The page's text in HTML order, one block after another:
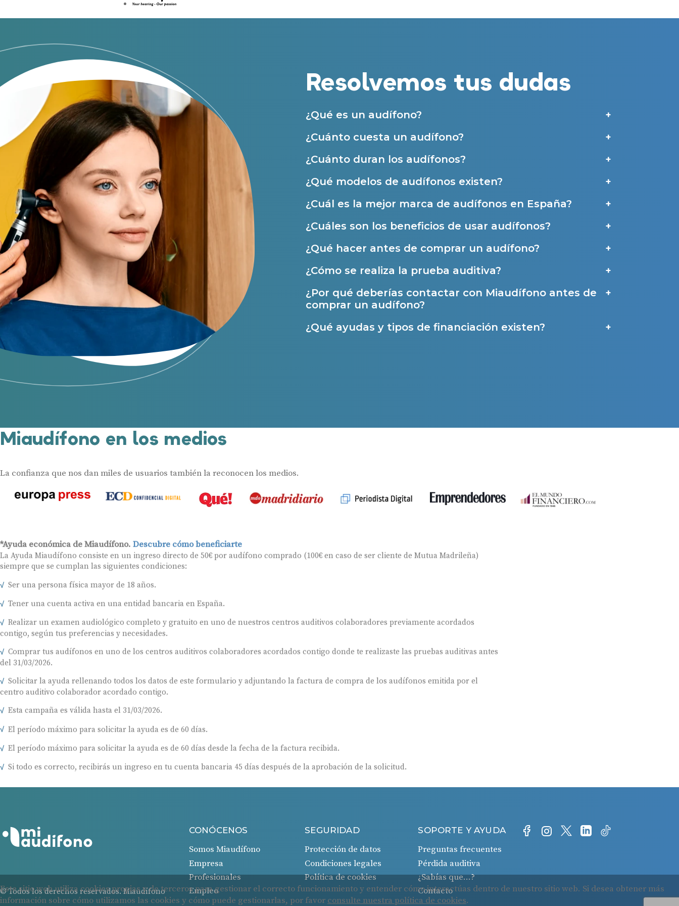
Resolvemos tus dudas
¿Qué es un audífono?
¿Cuánto cuesta un audífono?
¿Cuánto duran los audífonos?
¿Qué modelos de audífonos existen?
¿Cuál es la mejor marca de audífonos en España?
¿Cuáles son los beneficios de usar audífonos?
¿Qué hacer antes de comprar un audífono?
¿Cómo se realiza la prueba auditiva?
¿Por qué deberías contactar con Miaudífono antes de
comprar un audífono?
¿Qué ayudas y tipos de financiación existen?
Miaudífono en los medios
La confianza que nos dan miles de usuarios también la reconocen los medios.
*Ayuda económica de Miaudífono. Descubre cómo beneficiarte
La Ayuda Miaudífono consiste en un ingreso directo de 50€ por audífono comprado (100€ en caso de ser cliente de Mutua Madrileña)
siempre que se cumplan las siguientes condiciones:
Ser una persona física mayor de 18 años.
Tener una cuenta activa en una entidad bancaria en España.
Realizar un examen audiológico completo y gratuito en uno de nuestros centros auditivos colaboradores previamente acordados
contigo, según tus preferencias y necesidades.
Comprar tus audífonos en uno de los centros auditivos colaboradores acordados contigo donde te realizaste las pruebas auditivas antes
del 31/03/2026.
Solicitar la ayuda rellenando todos los datos de este formulario y adjuntando la factura de compra de los audífonos emitida por el
centro auditivo colaborador acordado contigo.
Esta campaña es válida hasta el 31/03/2026.
El período máximo para solicitar la ayuda es de 60 días.
El período máximo para solicitar la ayuda es de 60 días desde la fecha de la factura recibida.
Si todo es correcto, recibirás un ingreso en tu cuenta bancaria 45 días después de la aprobación de la solicitud.
© Todos los derechos reservados. Miaudífono
CONÓCENOS
Somos Miaudífono
Empresa
Profesionales
Empleo
SEGURIDAD
Protección de datos
Condiciones legales
Política de cookies
SOPORTE Y AYUDA
Preguntas frecuentes
Pérdida auditiva
¿Sabías que…?
Contacto
Centros Auditivos en otras ciudades
Atención personalizada
Prueba auditiva
Prueba de audífonos
Financiación de audífonos
Seguro para audífonos
Ayudas y subvenciones
Ayuda Miaudífono hasta 200€*
Ayudas para audífonos en Castilla-La Mancha
Ayudas para audífonos en Andalucía
Ayudas y subvenciones en La Rioja
Ayudas para audífonos en Galicia